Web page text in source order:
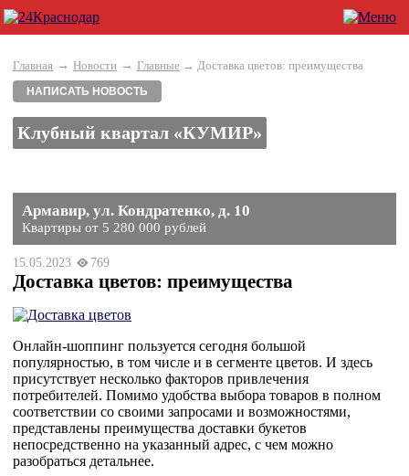
Главная → Новости → Главные → Доставка цветов: преимущества
НАПИСАТЬ НОВОСТЬ
Клубный квартал «КУМИР»
Армавир, ул. Кондратенко, д. 10
Квартиры от 5 280 000 рублей
15.05.2023 769
Доставка цветов: преимущества
Онлайн-шоппинг пользуется сегодня большой
популярностью, в том числе и в сегменте цветов. И здесь
присутствует несколько факторов привлечения
потребителей. Помимо удобства выбора товаров в полном
соответствии со своими запросами и возможностями,
представлены преимущества доставки букетов
непосредственно на указанный адрес, с чем можно
разобраться детальнее.